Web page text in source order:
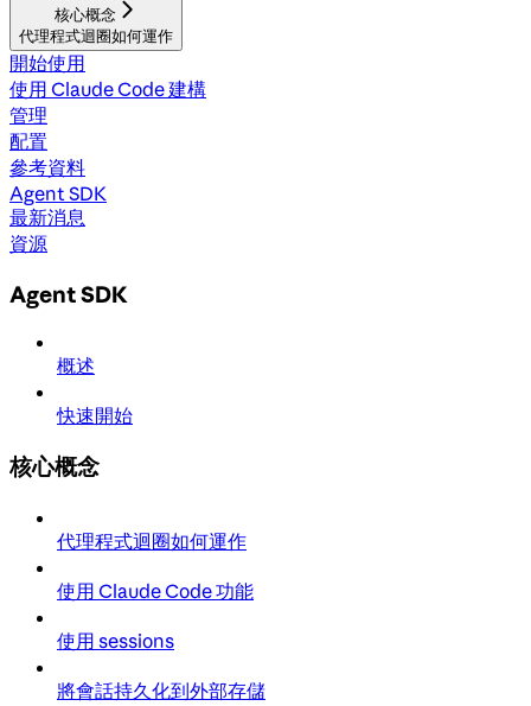
核心概念
代理程式迴圈如何運作
開始使用
使用 Claude Code 建構
管理
配置
參考資料
Agent SDK
最新消息
資源
Agent SDK
概述
快速開始
核心概念
代理程式迴圈如何運作
使用 Claude Code 功能
使用 sessions
將會話持久化到外部存儲